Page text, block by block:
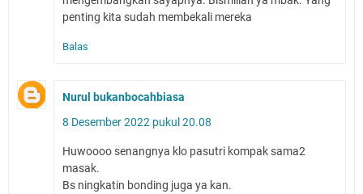
penting kita sudah membekali mereka
Balas
Nurul bukanbocahbiasa
8 Desember 2022 pukul 20.08
Huwoooo senangnya klo pasutri kompak sama2
masak.
Bs ningkatin bonding juga ya kan.